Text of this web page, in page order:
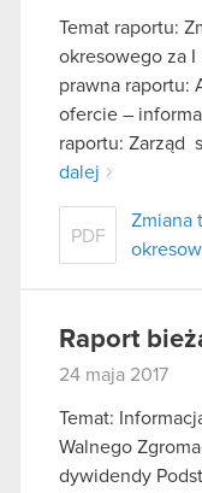
Temat raportu:
okresowego za I
prawna raportu:
ofercie –
raportu: Zarząd
dalej
PDF
Zmiana
Raport
24 maja 2017
Temat:
Walnego
dywidendy